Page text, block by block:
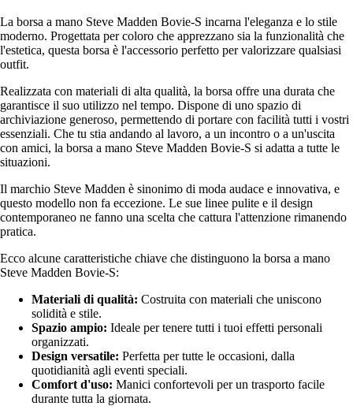
La borsa a mano Steve Madden Bovie-S incarna l'eleganza e lo stile
moderno. Progettata per coloro che apprezzano sia la funzionalità che
l'estetica, questa borsa è l'accessorio perfetto per valorizzare qualsiasi
outfit.
Realizzata con materiali di alta qualità, la borsa offre una durata che
garantisce il suo utilizzo nel tempo. Dispone di uno spazio di
archiviazione generoso, permettendo di portare con facilità tutti i vostri
essenziali. Che tu stia andando al lavoro, a un incontro o a un'uscita
con amici, la borsa a mano Steve Madden Bovie-S si adatta a tutte le
situazioni.
Il marchio Steve Madden è sinonimo di moda audace e innovativa, e
questo modello non fa eccezione. Le sue linee pulite e il design
contemporaneo ne fanno una scelta che cattura l'attenzione rimanendo
pratica.
Ecco alcune caratteristiche chiave che distinguono la borsa a mano
Steve Madden Bovie-S:
Materiali di qualità: Costruita con materiali che uniscono
solidità e stile.
Spazio ampio: Ideale per tenere tutti i tuoi effetti personali
organizzati.
Design versatile: Perfetta per tutte le occasioni, dalla
quotidianità agli eventi speciali.
Comfort d'uso: Manici confortevoli per un trasporto facile
durante tutta la giornata.